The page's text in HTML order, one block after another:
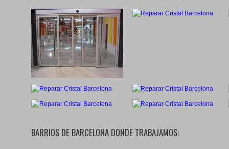
BARRIOS DE BARCELONA DONDE TRABAJAMOS: